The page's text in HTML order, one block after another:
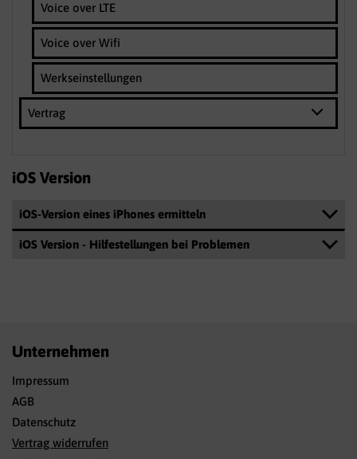
Voice over LTE
Voice over Wifi
Werkseinstellungen
Vertrag
iOS Version
iOS-Version eines iPhones ermitteln
iOS Version - Hilfestellungen bei Problemen
Unternehmen
Impressum
AGB
Datenschutz
Vertrag widerrufen